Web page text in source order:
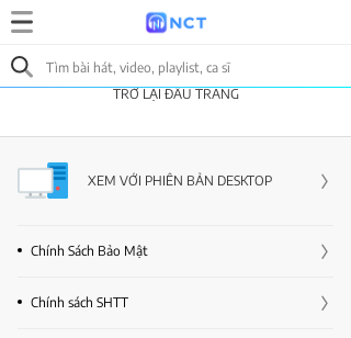
TRỞ LẠI ĐẦU TRANG
XEM VỚI PHIÊN BẢN DESKTOP
Chính Sách Bảo Mật
Chính sách SHTT